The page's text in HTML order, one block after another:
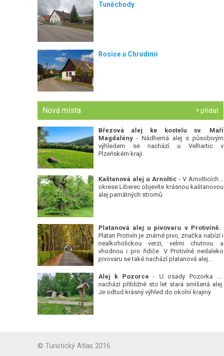
Tuněchody
Rosice u Chrudimi
Nová místa + přidat
Březová alej ke kostelu sv. Maří
Magdalény- Nádherná alej s působivým
výhledem se nachází u Velhartic v
Plzeňském kraji.
Kaštanová alej u Arnoltic - V Arnolticích v
okrese Liberec objevíte krásnou kaštanovou
alej památných stromů.
Platanová alej u pivovaru v Protivíně-
Platan Protivín je známé pivo, značka nabízí i
nealkoholickou verzi, velmi chutnou a
vhodnou i pro řidiče. V Protivíně nedaleko
pivovaru se také nachází platanová alej...
Alej k Pozorce - U osady Pozorka se
nachází přibližně sto let stará smíšená alej.
Je odtud krásný výhled do okolní krajiny.
© Turistický Atlas 2016